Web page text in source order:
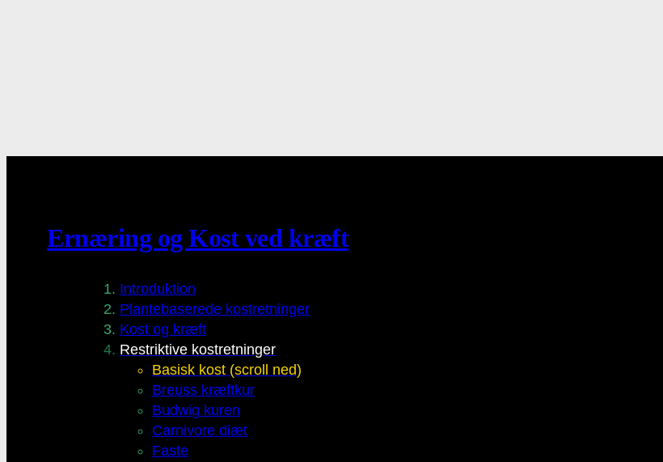
Ernæring og Kost ved kræft
Introduktion
Plantebaserede kostretninger
Kost og kræft
Restriktive kostretninger
Basisk kost (scroll ned)
Breuss kræftkur
Budwig kuren
Carnivore diæt
Faste